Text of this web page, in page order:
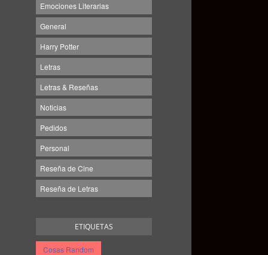
Emociones Literarias
General
Harry Potter
Letras
Letras & Reseñas
Noticias
Pedidos
Personal
Reseña de Cine
Reseña de Letras
ETIQUETAS
Cosas Random